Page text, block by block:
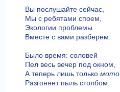
Вы послушайте сейчас,
Мы с ребятами споем,
Экологии проблемы
Вместе с вами разберем.
Было время: соловей
Пел весь вечер под окном,
А теперь лишь только мото
Разгоняет пыль столбом.